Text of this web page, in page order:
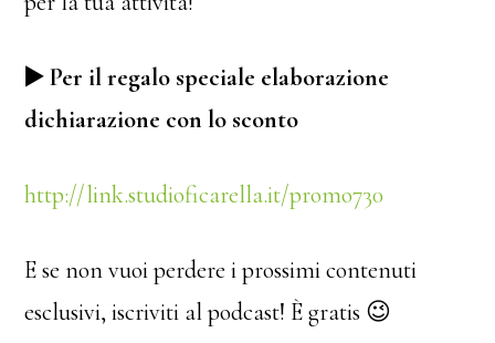
▶️ Per il regalo speciale elaborazione
dichiarazione con lo sconto
http://link.studioficarella.it/promo730
E se non vuoi perdere i prossimi contenuti
esclusivi, iscriviti al podcast! È gratis 😉